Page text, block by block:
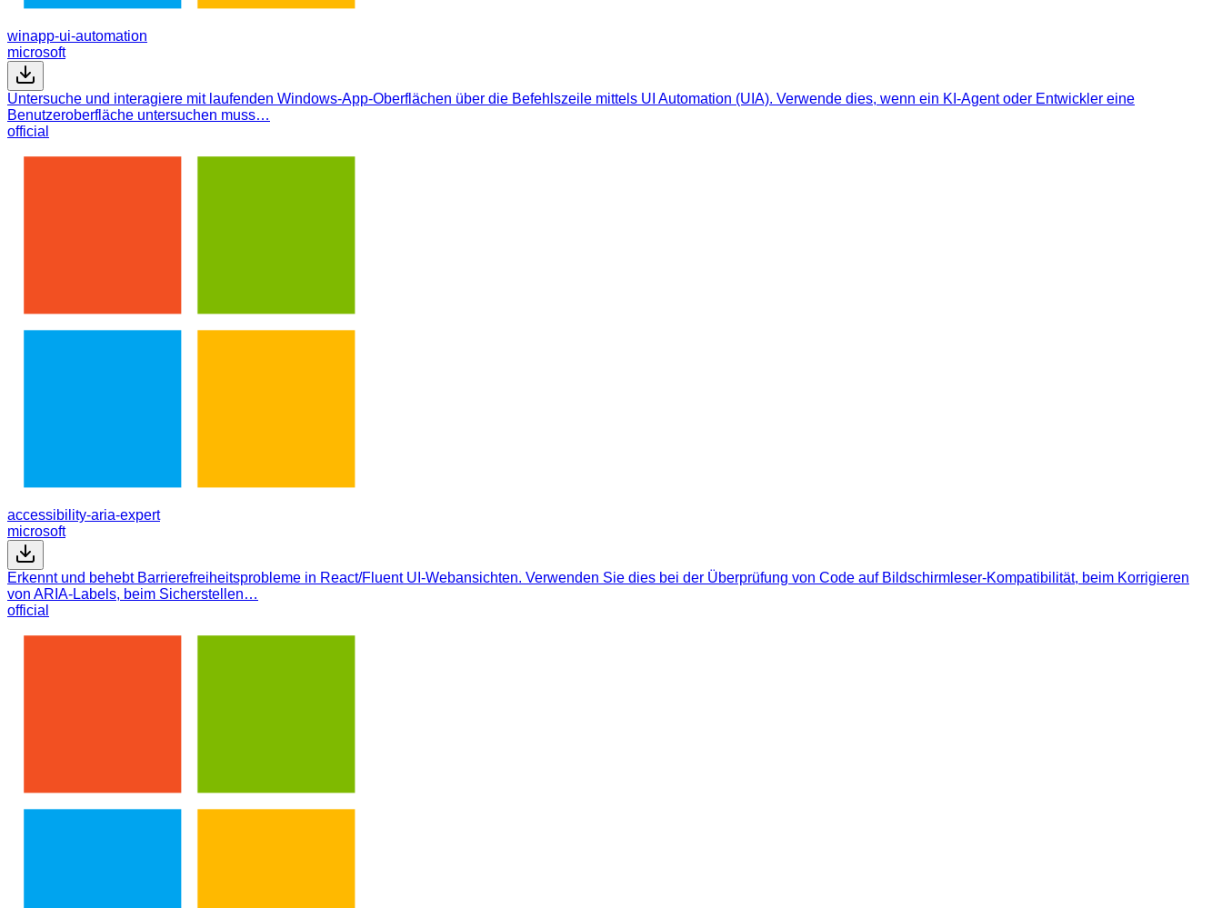
winapp-ui-automation
microsoft
Untersuche und interagiere mit laufenden Windows-App-Oberflächen über die Befehlszeile mittels UI Automation (UIA). Verwende dies, wenn ein KI-Agent oder Entwickler eine
Benutzeroberfläche untersuchen muss…
official
accessibility-aria-expert
microsoft
Erkennt und behebt Barrierefreiheitsprobleme in React/Fluent UI-Webansichten. Verwenden Sie dies bei der Überprüfung von Code auf Bildschirmleser-Kompatibilität, beim Korrigieren
von ARIA-Labels, beim Sicherstellen…
official